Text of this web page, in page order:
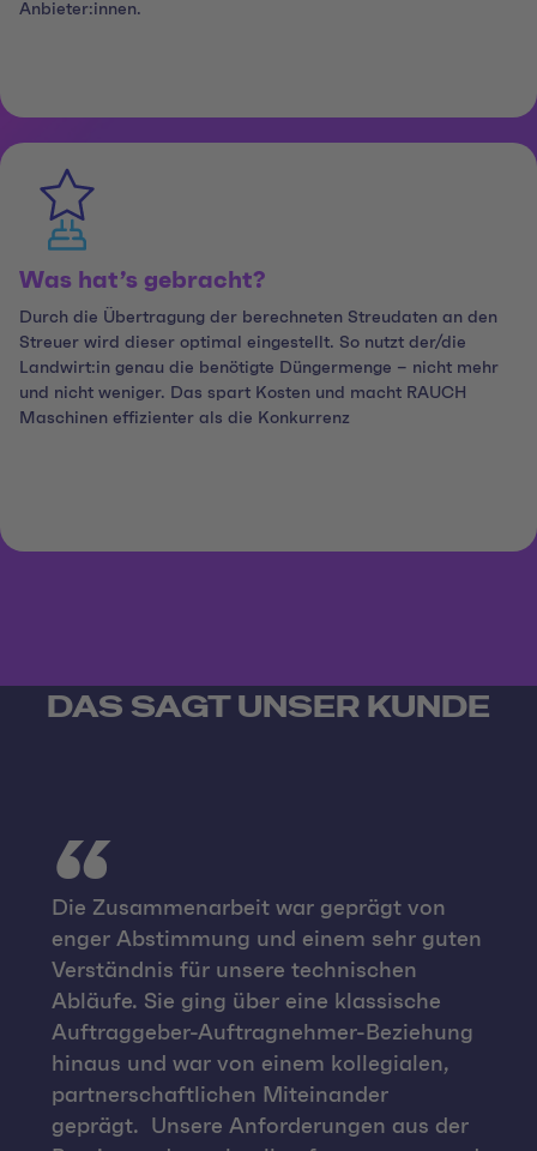
Anbieter:innen.
Was hat’s gebracht?
Durch die Übertragung der berechneten Streudaten an den
Streuer wird dieser optimal eingestellt. So nutzt der/die
Landwirt:in genau die benötigte Düngermenge – nicht mehr
und nicht weniger. Das spart Kosten und macht RAUCH
Maschinen effizienter als die Konkurrenz
DAS SAGT UNSER KUNDE
Die Zusammenarbeit war geprägt von
enger Abstimmung und einem sehr guten
Verständnis für unsere technischen
Abläufe. Sie ging über eine klassische
Auftraggeber-Auftragnehmer-Beziehung
hinaus und war von einem kollegialen,
partnerschaftlichen Miteinander
geprägt. Unsere Anforderungen aus der